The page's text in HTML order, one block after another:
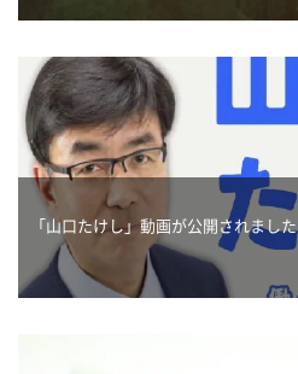
「山口たけし」動画が公開されました